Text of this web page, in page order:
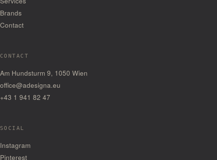
Brands
Contact
CONTACT
Am Hundsturm 9, 1050 Wien
office@adesigna.eu
+43 1 941 82 47
SOCIAL
Instagram
Pinterest